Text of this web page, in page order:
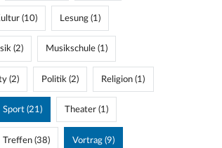
(10) Lesung (1)
(2) Musikschule (1)
(2) Politik (2) Religion (1)
Sport (21) Theater (1)
Treffen (38) Vortrag (9)